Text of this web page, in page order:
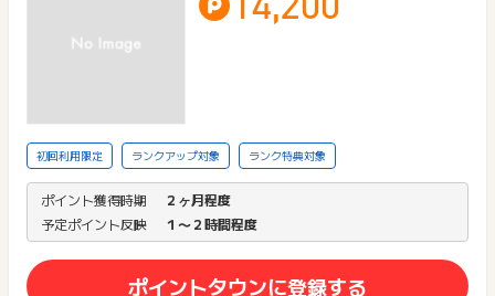
初回利用限定 ランクアップ対象 ランク特典対象
ポイント獲得時期
２ヶ月程度
予定ポイント反映
１〜２時間程度
ポイントタウンに登録する